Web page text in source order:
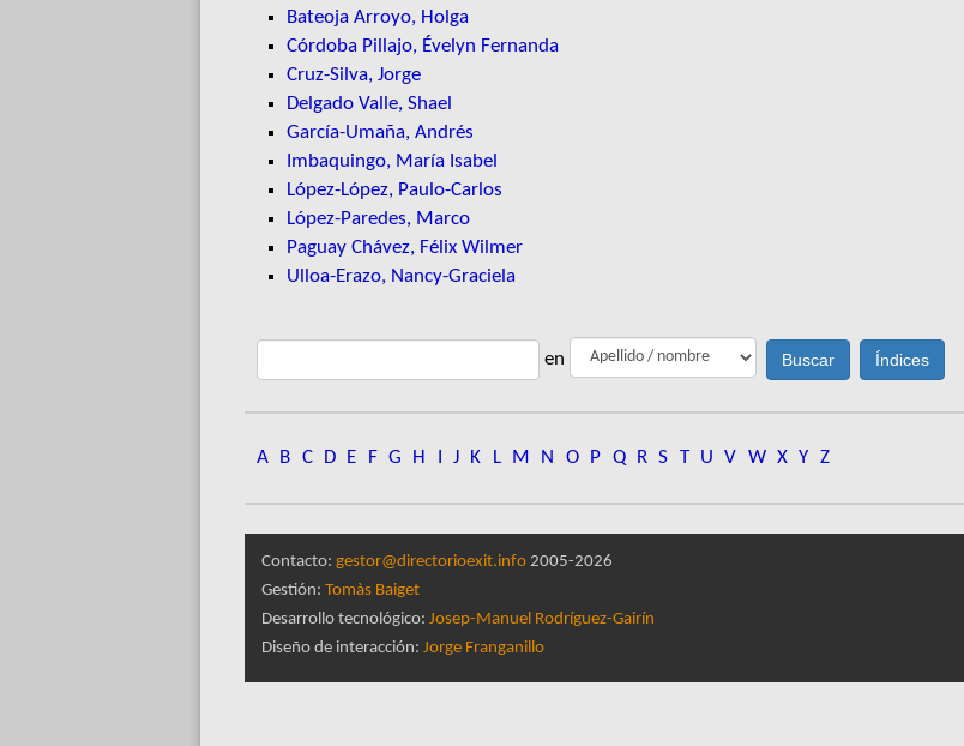
Bateoja Arroyo, Holga
Córdoba Pillajo, Évelyn Fernanda
Cruz-Silva, Jorge
Delgado Valle, Shael
García-Umaña, Andrés
Imbaquingo, María Isabel
López-López, Paulo-Carlos
López-Paredes, Marco
Paguay Chávez, Félix Wilmer
Ulloa-Erazo, Nancy-Graciela
en
A B C D E F G H J K L M N O P Q R S T U V W X Y Z
Contacto: gestor@directorioexit.info 2005-2026
Gestión: Tomàs Baiget
Desarrollo tecnológico: Josep-Manuel Rodríguez-Gairín
Diseño de interacción: Jorge Franganillo